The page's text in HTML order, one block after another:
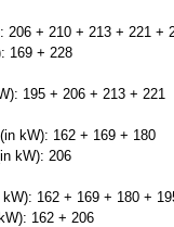
206 + 210 + 213 + 221 +
169 + 228
195 + 206 + 213 + 221
kW): 162 + 169 + 180
kW): 206
162 + 169 + 180 +
162 + 206